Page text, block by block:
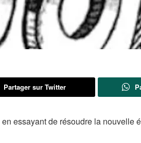
Partager sur Twitter
essayant de résoudre la nouvelle